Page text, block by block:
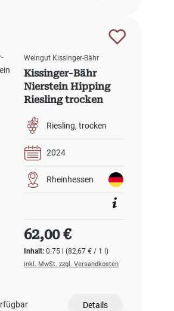
Weingut Kissinger-Bähr
Kissinger-Bähr
Nierstein Hipping
Riesling trocken
Riesling trocken
2024
Rheinhessen
Inhalt:0.75 l(82,67 € / 1 l)
Regulärer Preis:
62,00 €
inkl. MwSt. zzgl. Versandkosten
Details